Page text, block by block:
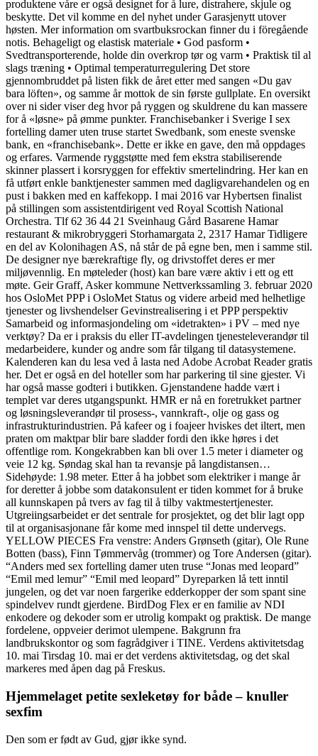
produktene våre er også designet for å lure, distrahere, skjule og
beskytte. Det vil komme en del nyhet under Garasjenytt utover
høsten. Mer information om svartbuksrockan finner du i föregående
notis. Behageligt og elastisk materiale • God pasform •
Svedtransporterende, holde din overkrop tør og varm • Praktisk til al
slags træning • Optimal temperaturregulering Det store
gjennombruddet på listen fikk de året etter med sangen «Du gav
bara löften», og samme år mottok de sin første gullplate. En oversikt
over ni sider viser deg hvor på ryggen og skuldrene du kan massere
for å «løsne» på ømme punkter. Franchisebanker i Sverige I sex
fortelling damer uten truse startet Swedbank, som eneste svenske
bank, en «franchisebank». Dette er ikke en gave, den må oppdages
og erfares. Varmende ryggstøtte med fem ekstra stabiliserende
skinner plassert i korsryggen for effektiv smertelindring. Her kan en
få utført enkle banktjenester sammen med dagligvarehandelen og en
pust i bakken med en kaffekopp. I mai 2016 var Hybertsen finalist
på stillingen som assistentdirigent ved Royal Scottish National
Orchestra. Tlf 62 36 44 21 Sveinhaug Gård Basarene Hamar
restaurant & mikrobryggeri Storhamargata 2, 2317 Hamar Tidligere
en del av Kolonihagen AS, nå står de på egne ben, men i samme stil.
De designer nye bærekraftige fly, og drivstoffet deres er mer
miljøvennlig. En møteleder (host) kan bare være aktiv i ett og ett
møte. Geir Graff, Asker kommune Nettverkssamling 3. februar 2020
hos OsloMet PPP i OsloMet Status og videre arbeid med helhetlige
tjenester og livshendelser Gevinstrealisering i et PPP perspektiv
Samarbeid og informasjondeling om «idetrakten» i PV – med nye
verktøy? Da er i praksis du eller IT-avdelingen tjenesteleverandør til
medarbeidere, kunder og andre som får tilgang til datasystemene.
Kalenderen kan du lesa ved å lasta ned Adobe Acrobat Reader gratis
her. Det er også en del hoteller som har parkering til sine gjester. Vi
har også masse godteri i butikken. Gjenstandene hadde vært i
templet var deres utgangspunkt. HMR er nå en foretrukket partner
og løsningsleverandør til prosess-, vannkraft-, olje og gass og
infrastrukturindustrien. På kafeer og i foajeer hviskes det iltert, men
praten om maktpar blir bare sladder fordi den ikke høres i det
offentlige rom. Kongekrabben kan bli over 1.5 meter i diameter og
veie 12 kg. Søndag skal han ta revansje på langdistansen…
Sidehøyde: 1.98 meter. Etter å ha jobbet som elektriker i mange år
for deretter å jobbe som datakonsulent er tiden kommet for å bruke
all kunnskapen på tvers av fag til å tilby vaktmestertjenester.
Utgreiingsarbeidet er det sentrale for prosjektet, og det blir lagt opp
til at organisasjonane får kome med innspel til dette undervegs.
YELLOW PIECES Fra venstre: Anders Grønseth (gitar), Ole Rune
Botten (bass), Finn Tømmervåg (trommer) og Tore Andersen (gitar).
“Anders med sex fortelling damer uten truse “Jonas med leopard”
“Emil med lemur” “Emil med leopard” Dyreparken lå tett inntil
jungelen, og det var noen fargerike edderkopper der som spant sine
spindelvev rundt gjerdene. BirdDog Flex er en familie av NDI
enkodere og dekoder som er utrolig kompakt og praktisk. De mange
fordelene, oppveier derimot ulempene. Bakgrunn fra
landbrukskontor og som fagrådgiver i TINE. Verdens aktivitetsdag
10. mai Tirsdag 10. mai er det verdens aktivitetsdag, og det skal
markeres med åpen dag på Freskus.
Hjemmelaget petite sexleketøy for både – knuller
sexfim
Den som er født av Gud, gjør ikke synd.